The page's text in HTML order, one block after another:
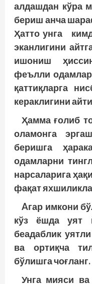
алдашдан кўра
бериш анча
Ҳатто унга
эканлигини
ишониш
феълли
қаттиқларга
кераклигини
Ҳамма ғолиб
оламонга
беришга
одамларни
нарсаларига
фақат
Aгар имкони
кўз ёшда уят
беадаблик
ва ортиқча
бўлишга чоғланг.
Унга мияси